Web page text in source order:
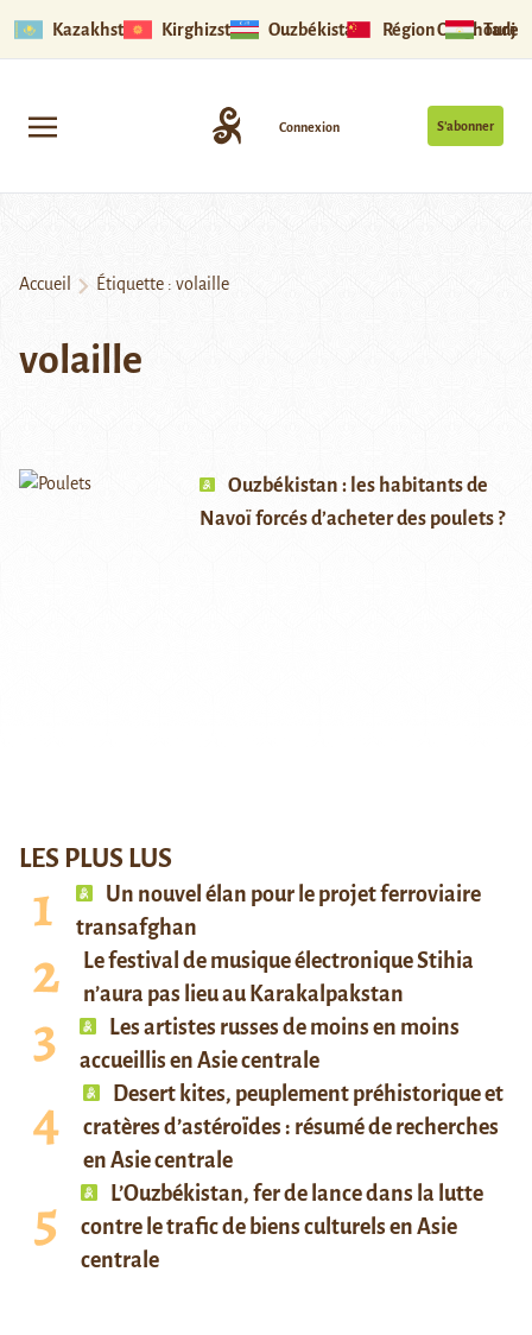
Kazakhstan Kirghizstan Ouzbékistan Région Ouïghoure
S’abonner
Connexion
Accueil Étiquette : volaille
volaille
Ouzbékistan : les habitants de
Navoï forcés d’acheter des poulets ?
LES PLUS LUS
Un nouvel élan pour le projet ferroviaire
transafghan
Le festival de musique électronique Stihia
n’aura pas lieu au Karakalpakstan
Les artistes russes de moins en moins
accueillis en Asie centrale
Desert kites, peuplement préhistorique et
cratères d’astéroïdes : résumé de recherches
en Asie centrale
L’Ouzbékistan, fer de lance dans la lutte
contre le trafic de biens culturels en Asie
centrale